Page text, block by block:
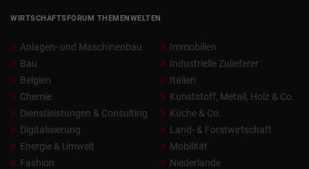
WIRTSCHAFTSFORUM THEMENWELTEN
Anlagen- und Maschinenbau
Bau
Belgien
Chemie
Dienstleistungen & Consulting
Digitalisierung
Energie & Umwelt
Fashion
Immobilien
Industrielle Zulieferer
Italien
Kunststoff, Metall, Holz & Co.
Küche & Co.
Land- & Forstwirtschaft
Mobilität
Niederlande